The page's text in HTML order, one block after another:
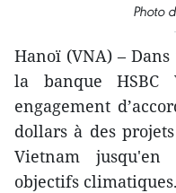
Photo
Hanoï (VNA) –
la banque HSBC
engagement
dollars à des
Vietnam
objectifs climatiques.